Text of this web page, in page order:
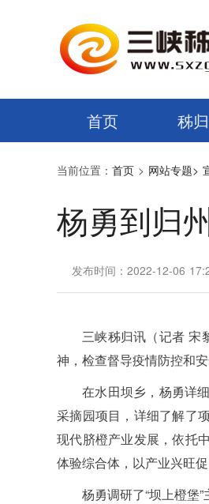
首页 秭
当前位置： 首页 > 网站专题>
杨勇到归
发布时间：2022-12-06
三峡秭归讯（记者 宋
神，检查督导疫情防控和安
在水田坝乡，杨勇详
采摘园项目，详细了解了
现代脐橙产业发展，依托
体验综合体，以产业兴旺促
杨勇调研了“坝上橙堡